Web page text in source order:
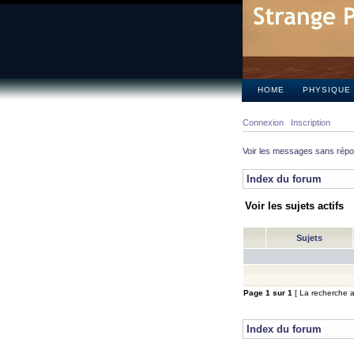
HOME PHYSIQUE
Connexion Inscription
Voir les messages sans
Index du forum
Voir les sujets actifs
Sujets
Page 1 sur 1 [ La recherche
Index du forum